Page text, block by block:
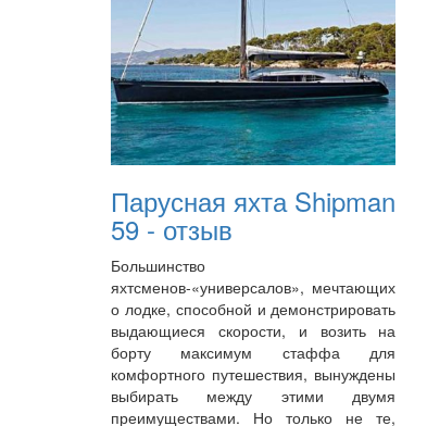
Парусная яхта Shipman
59 - отзыв
Большинство
яхтсменов-«универсалов», мечтающих
о лодке, способной и демонстрировать
выдающиеся скорости, и возить на
борту максимум стаффа для
комфортного путешествия, вынуждены
выбирать между этими двумя
преимуществами. Но только не те,